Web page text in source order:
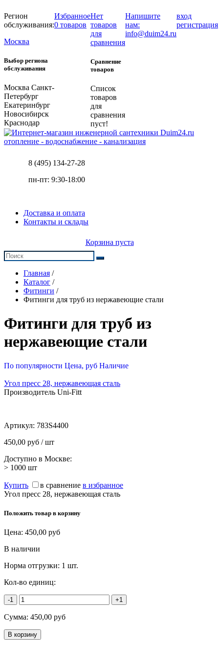
Регион
обслуживания:
Москва
Выбор региона
обслуживания
Москва Санкт-
Петербург
Екатеринбург
Новосибирск
Краснодар
Избранное
0 товаров
Нет
товаров
для
сравнения
Сравнение
товаров
Список
товаров
для
сравнения
пуст!
Напишите
нам:
info@duim24.ru
вход
регистрация
отопление - водоснабжение - канализация
8 (495) 134-27-28
пн-пт: 9:30-18:00
Доставка и оплата
Контакты и склады
Корзина пуста
Главная /
Каталог /
Фитинги /
Фитинги для труб из нержавеющие стали
Фитинги для труб из
нержавеющие стали
По популярности Цена, руб Наличие
Угол пресс 28, нержавеющая сталь
Производитель Uni-Fitt
Артикул: 783S4400
450,00 руб / шт
Доступно в Москве:
> 1000 шт
Купить в сравнение в избранное
Угол пресс 28, нержавеющая сталь
Положить товар в корзину
Цена: 450,00 руб
В наличии
Норма отгрузки: 1 шт.
Кол-во единиц:
-1 +1
Сумма: 450,00 руб